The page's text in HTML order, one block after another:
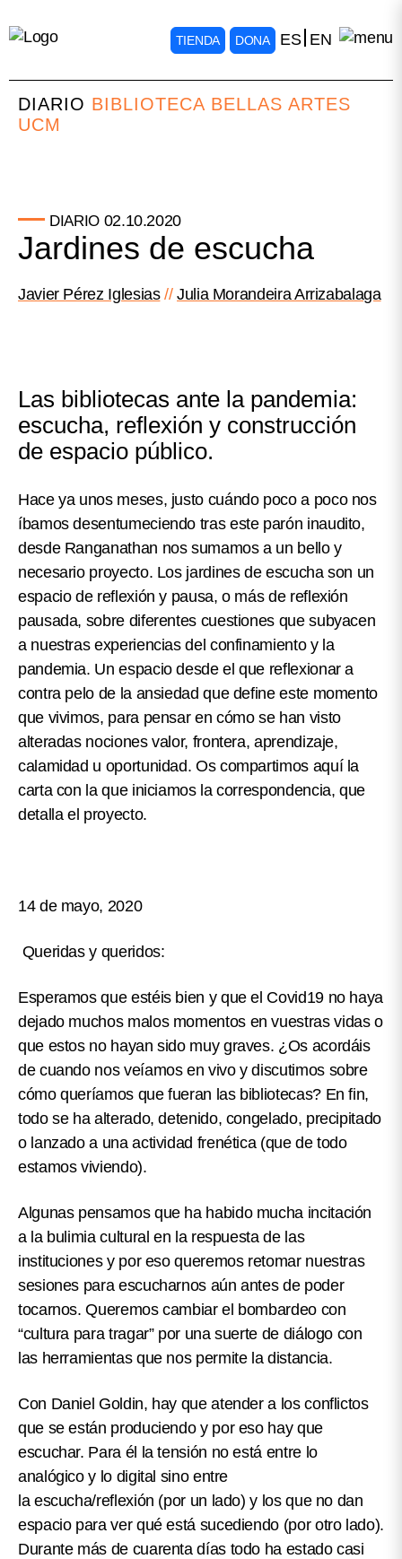
TIENDA DONA ES EN
DIARIO BIBLIOTECA BELLAS ARTES
UCM
DIARIO 02.10.2020
Jardines de escucha
Javier Pérez Iglesias Julia Morandeira Arrizabalaga
Las bibliotecas ante la pandemia:
escucha, reflexión y construcción
de espacio público.
Hace ya unos meses, justo cuándo poco a poco nos
íbamos desentumeciendo tras este parón inaudito,
desde Ranganathan nos sumamos a un bello y
necesario proyecto. Los jardines de escucha son un
espacio de reflexión y pausa, o más de reflexión
pausada, sobre diferentes cuestiones que subyacen
a nuestras experiencias del confinamiento y la
pandemia. Un espacio desde el que reflexionar a
contra pelo de la ansiedad que define este momento
que vivimos, para pensar en cómo se han visto
alteradas nociones valor, frontera, aprendizaje,
calamidad u oportunidad. Os compartimos aquí la
carta con la que iniciamos la correspondencia, que
detalla el proyecto.
14 de mayo, 2020
Queridas y queridos:
Esperamos que estéis bien y que el Covid19 no haya
dejado muchos malos momentos en vuestras vidas o
que estos no hayan sido muy graves. ¿Os acordáis
de cuando nos veíamos en vivo y discutimos sobre
cómo queríamos que fueran las bibliotecas?En fin,
todo se ha alterado, detenido, congelado, precipitado
o lanzado a una actividad frenética (que de todo
estamos viviendo).
Algunas pensamos que ha habido mucha incitación
a la bulimia cultural en la respuesta de las
instituciones y por eso queremos retomar nuestras
sesiones para escucharnos aún antes de poder
tocarnos. Queremoscambiar el bombardeo con
“cultura para tragar” por una suerte de diálogo con
las herramientas que nos permite la distancia.
Con Daniel Goldin, hay que atender a los conflictos
que se están produciendo y por eso hay que
escuchar. Para él la tensión no está entre lo
analógico y lo digital sino entre
la escucha/reflexión (por un lado) y los que no dan
espacio para ver qué está sucediendo (por otro lado).
Durante más de cuarenta días todo ha estado casi